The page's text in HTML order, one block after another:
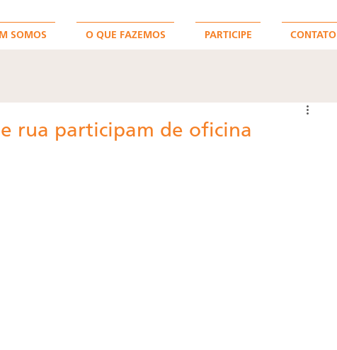
SOMOS O QUE FAZEMOS PARTICIPE CONTATO
rua participam de oficina